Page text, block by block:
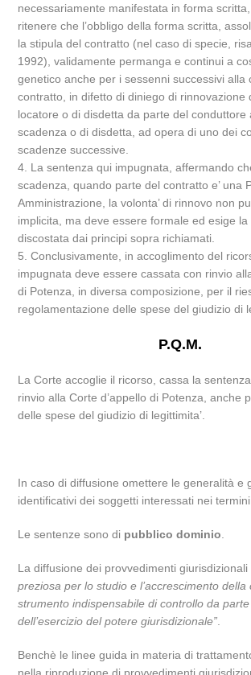
necessariamente manifestata in forma
ritenere che l’obbligo della forma scritta,
la stipula del contratto (nel caso di specie,
1992), validamente permanga e continui a
genetico anche per i sessenni successivi alla
contratto, in difetto di diniego di rinnovazione
locatore o di disdetta da parte del conduttore
scadenza o di disdetta, ad opera di uno dei
scadenze successive.
4. La sentenza qui impugnata, affermando
scadenza, quando parte del contratto e’ una
Amministrazione, la volonta’ di rinnovo non
implicita, ma deve essere formale ed esige la
discostata dai principi sopra richiamati.
5. Conclusivamente, in accoglimento del
impugnata deve essere cassata con rinvio
di Potenza, in diversa composizione, per il
regolamentazione delle spese del giudizio di
P.Q.M.
La Corte accoglie il ricorso, cassa la
rinvio alla Corte d’appello di Potenza, anche
delle spese del giudizio di legittimita’.
In caso di diffusione omettere le generalità e
identificativi dei soggetti interessati nei termini
Le sentenze sono di pubblico dominio
La diffusione dei provvedimenti giurisdizionali
preziosa per lo studio e l’accrescimento
strumento indispensabile di controllo da
dell’esercizio del potere giurisdizionale”
Benchè le linee guida in materia di